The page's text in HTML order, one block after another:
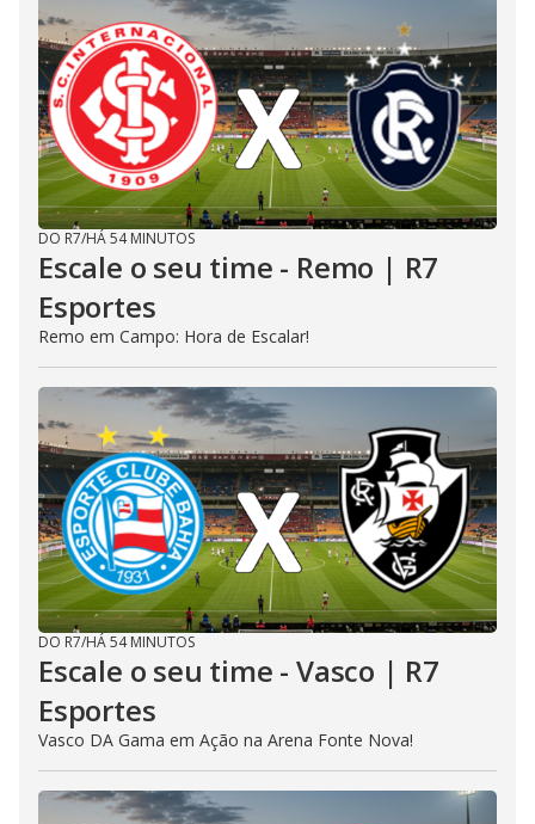
DO R7/HÁ 54 MINUTOS
Escale o seu time - Remo | R7
Esportes
Remo em Campo: Hora de Escalar!
DO R7/HÁ 54 MINUTOS
Escale o seu time - Vasco | R7
Esportes
Vasco DA Gama em Ação na Arena Fonte Nova!